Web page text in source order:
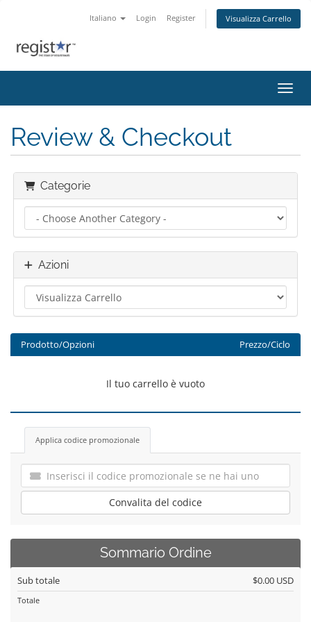
Italiano Login Register Visualizza Carrello
Review & Checkout
Categorie
Azioni
Prodotto/Opzioni Prezzo/Ciclo
Il tuo carrello è vuoto
Applica codice promozionale
Convalita del codice
Sommario Ordine
Sub totale $0.00 USD
Totale